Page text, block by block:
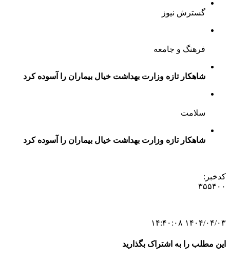
گسترش نیوز
فرهنگ و جامعه
شاهکار تازه وزارت بهداشت خیال بیماران را آسوده کرد
سلامت
شاهکار تازه وزارت بهداشت خیال بیماران را آسوده کرد
کدخبر:
۳۵۵۴۰۰
۱۴۰۴/۰۴/۰۳ ۱۴:۴۰:۰۸
این مطلب را به اشتراک بگذارید